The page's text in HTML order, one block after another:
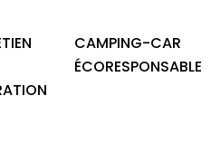
CAMPING-CAR
ÉCORESPONSABLE